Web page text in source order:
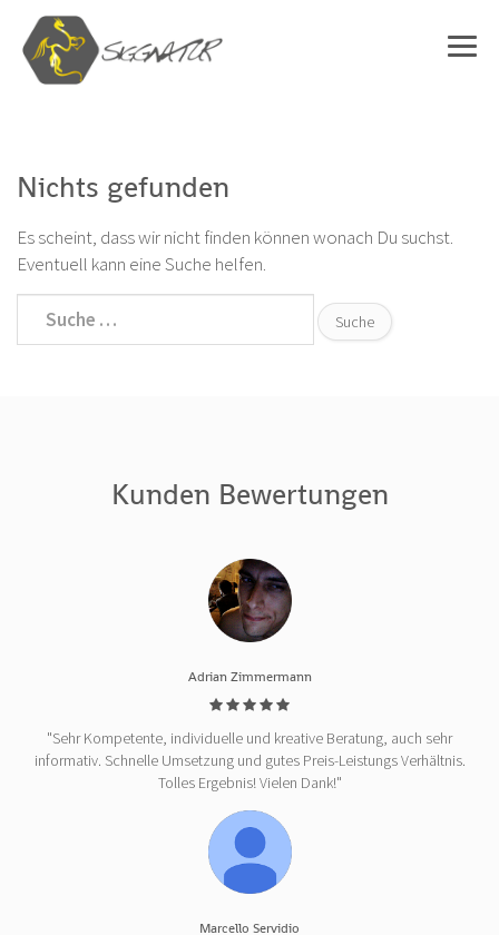
Nichts gefunden
Es scheint, dass wir nicht finden können wonach Du suchst.
Eventuell kann eine Suche helfen.
Kunden Bewertungen
Adrian Zimmermann
"Sehr Kompetente, individuelle und kreative Beratung, auch sehr
informativ. Schnelle Umsetzung und gutes Preis-Leistungs Verhältnis.
Tolles Ergebnis! Vielen Dank!"
Marcello Servidio